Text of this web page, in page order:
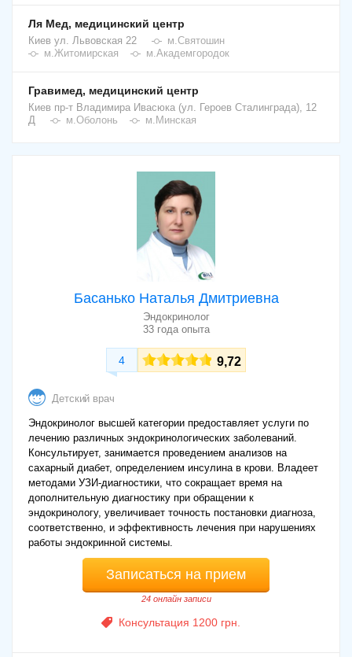
Ля Мед, медицинский центр
Киев ул. Львовская 22
м.Святошин
м.Житомирская
м.Академгородок
Гравимед, медицинский центр
Киев пр-т Владимира Ивасюка (ул. Героев Сталинграда), 12
Д
м.Оболонь м.Минская
Басанько Наталья Дмитриевна
Эндокринолог
33 года опыта
4 9,72
Детский врач
Эндокринолог высшей категории предоставляет услуги по
лечению различных эндокринологических заболеваний.
Консультирует, занимается проведением анализов на
сахарный диабет, определением инсулина в крови. Владеет
методами УЗИ-диагностики, что сокращает время на
дополнительную диагностику при обращении к
эндокринологу, увеличивает точность постановки диагноза,
соответственно, и эффективность лечения при нарушениях
работы эндокринной системы.
Записаться на прием
24 онлайн записи
Консультация 1200 грн.